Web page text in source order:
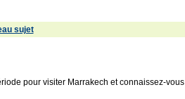
sujet
pour visiter Marrakech et connaissez-vous